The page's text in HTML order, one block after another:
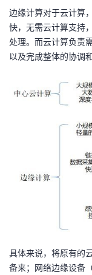
边缘计算对于云计算
快，无需云计算支持
处理。而云计算负责
以及完成整体的协调
具体来说，将原有的
备来；网络边缘设备